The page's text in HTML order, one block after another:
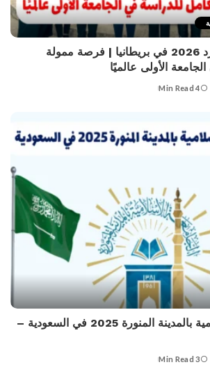
منحة جامعة أكسفورد 2026 في بريطانيا | فرصة ممولة
الأولى عالميًا
4 Min Read
منحة الجامعة الإسلامية بالمدينة المنورة 2025 في السعودية –
3 Min Read